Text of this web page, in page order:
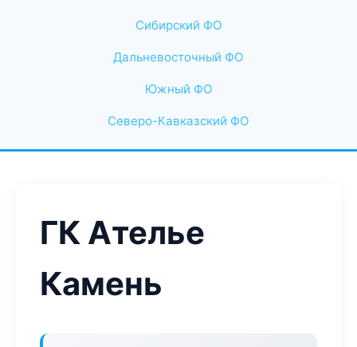
Сибирский ФО
Дальневосточный ФО
Южный ФО
Северо-Кавказский ФО
ГК Ателье
Камень